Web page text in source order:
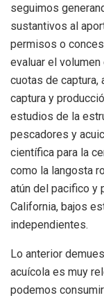
seguimos
sustantivos al
permisos o
evaluar el
cuotas de captura,
captura y
estudios de la
pescadores y
científica para la
como la langosta
atún del pacifico y
California, bajos
independientes.
Lo anterior
acuícola es muy
podemos